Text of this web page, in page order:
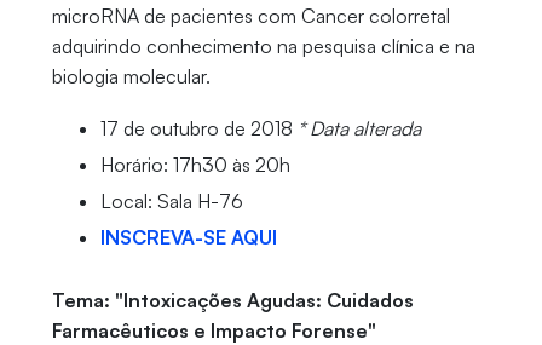
microRNA de pacientes com Cancer colorretal
adquirindo conhecimento na pesquisa clínica e na
biologia molecular.
17 de outubro de 2018 * Data alterada
Horário: 17h30 às 20h
Local: Sala H-76
INSCREVA-SE AQUI
Tema: "Intoxicações Agudas: Cuidados
Farmacêuticos e Impacto Forense"